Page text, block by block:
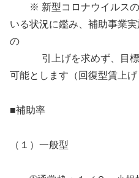
※ 新型コロナウイルスの
いる状況に鑑み、補助事業
の
引上げを求めず、目標
可能とします（回復型賃上げ
■補助率
（１）一般型